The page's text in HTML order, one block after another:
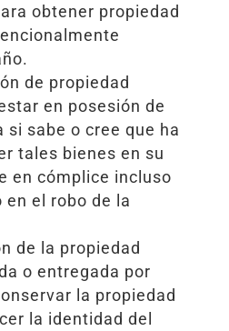
obtener propiedad
de propiedad
en posesión de
si sabe o cree que ha
tales bienes en su
en cómplice incluso
en el robo de la
de la propiedad
o entregada por
la propiedad
la identidad del